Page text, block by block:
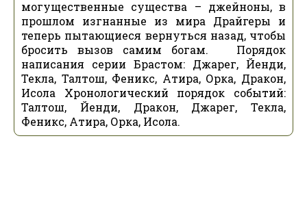
могущественные существа – джейноны, в
прошлом изгнанные из мира Драйгеры и
теперь пытающиеся вернуться назад, чтобы
бросить вызов самим богам. Порядок
написания серии Брастом: Джарег, Йенди,
Текла, Талтош, Феникс, Атира, Орка, Дракон,
Исола Хронологический порядок событий:
Талтош, Йенди, Дракон, Джарег, Текла,
Феникс, Атира, Орка, Исола.